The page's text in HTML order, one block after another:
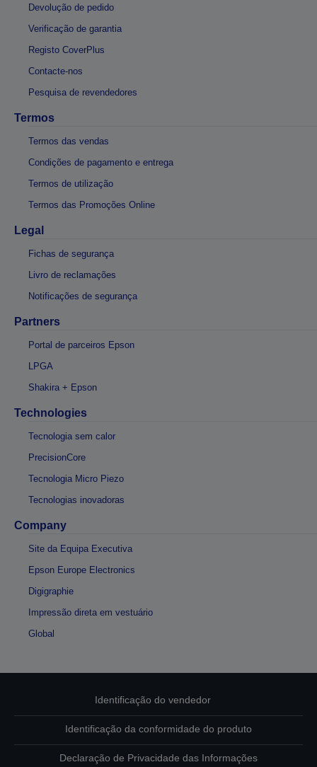
Devolução de pedido
Verificação de garantia
Registo CoverPlus
Contacte-nos
Pesquisa de revendedores
Termos
Termos das vendas
Condições de pagamento e entrega
Termos de utilização
Termos das Promoções Online
Legal
Fichas de segurança
Livro de reclamações
Notificações de segurança
Partners
Portal de parceiros Epson
LPGA
Shakira + Epson
Technologies
Tecnologia sem calor
PrecisionCore
Tecnologia Micro Piezo
Tecnologias inovadoras
Company
Site da Equipa Executiva
Epson Europe Electronics
Digigraphie
Impressão direta em vestuário
Global
Identificação do vendedor
Identificação da conformidade do produto
Declaração de Privacidade das Informações